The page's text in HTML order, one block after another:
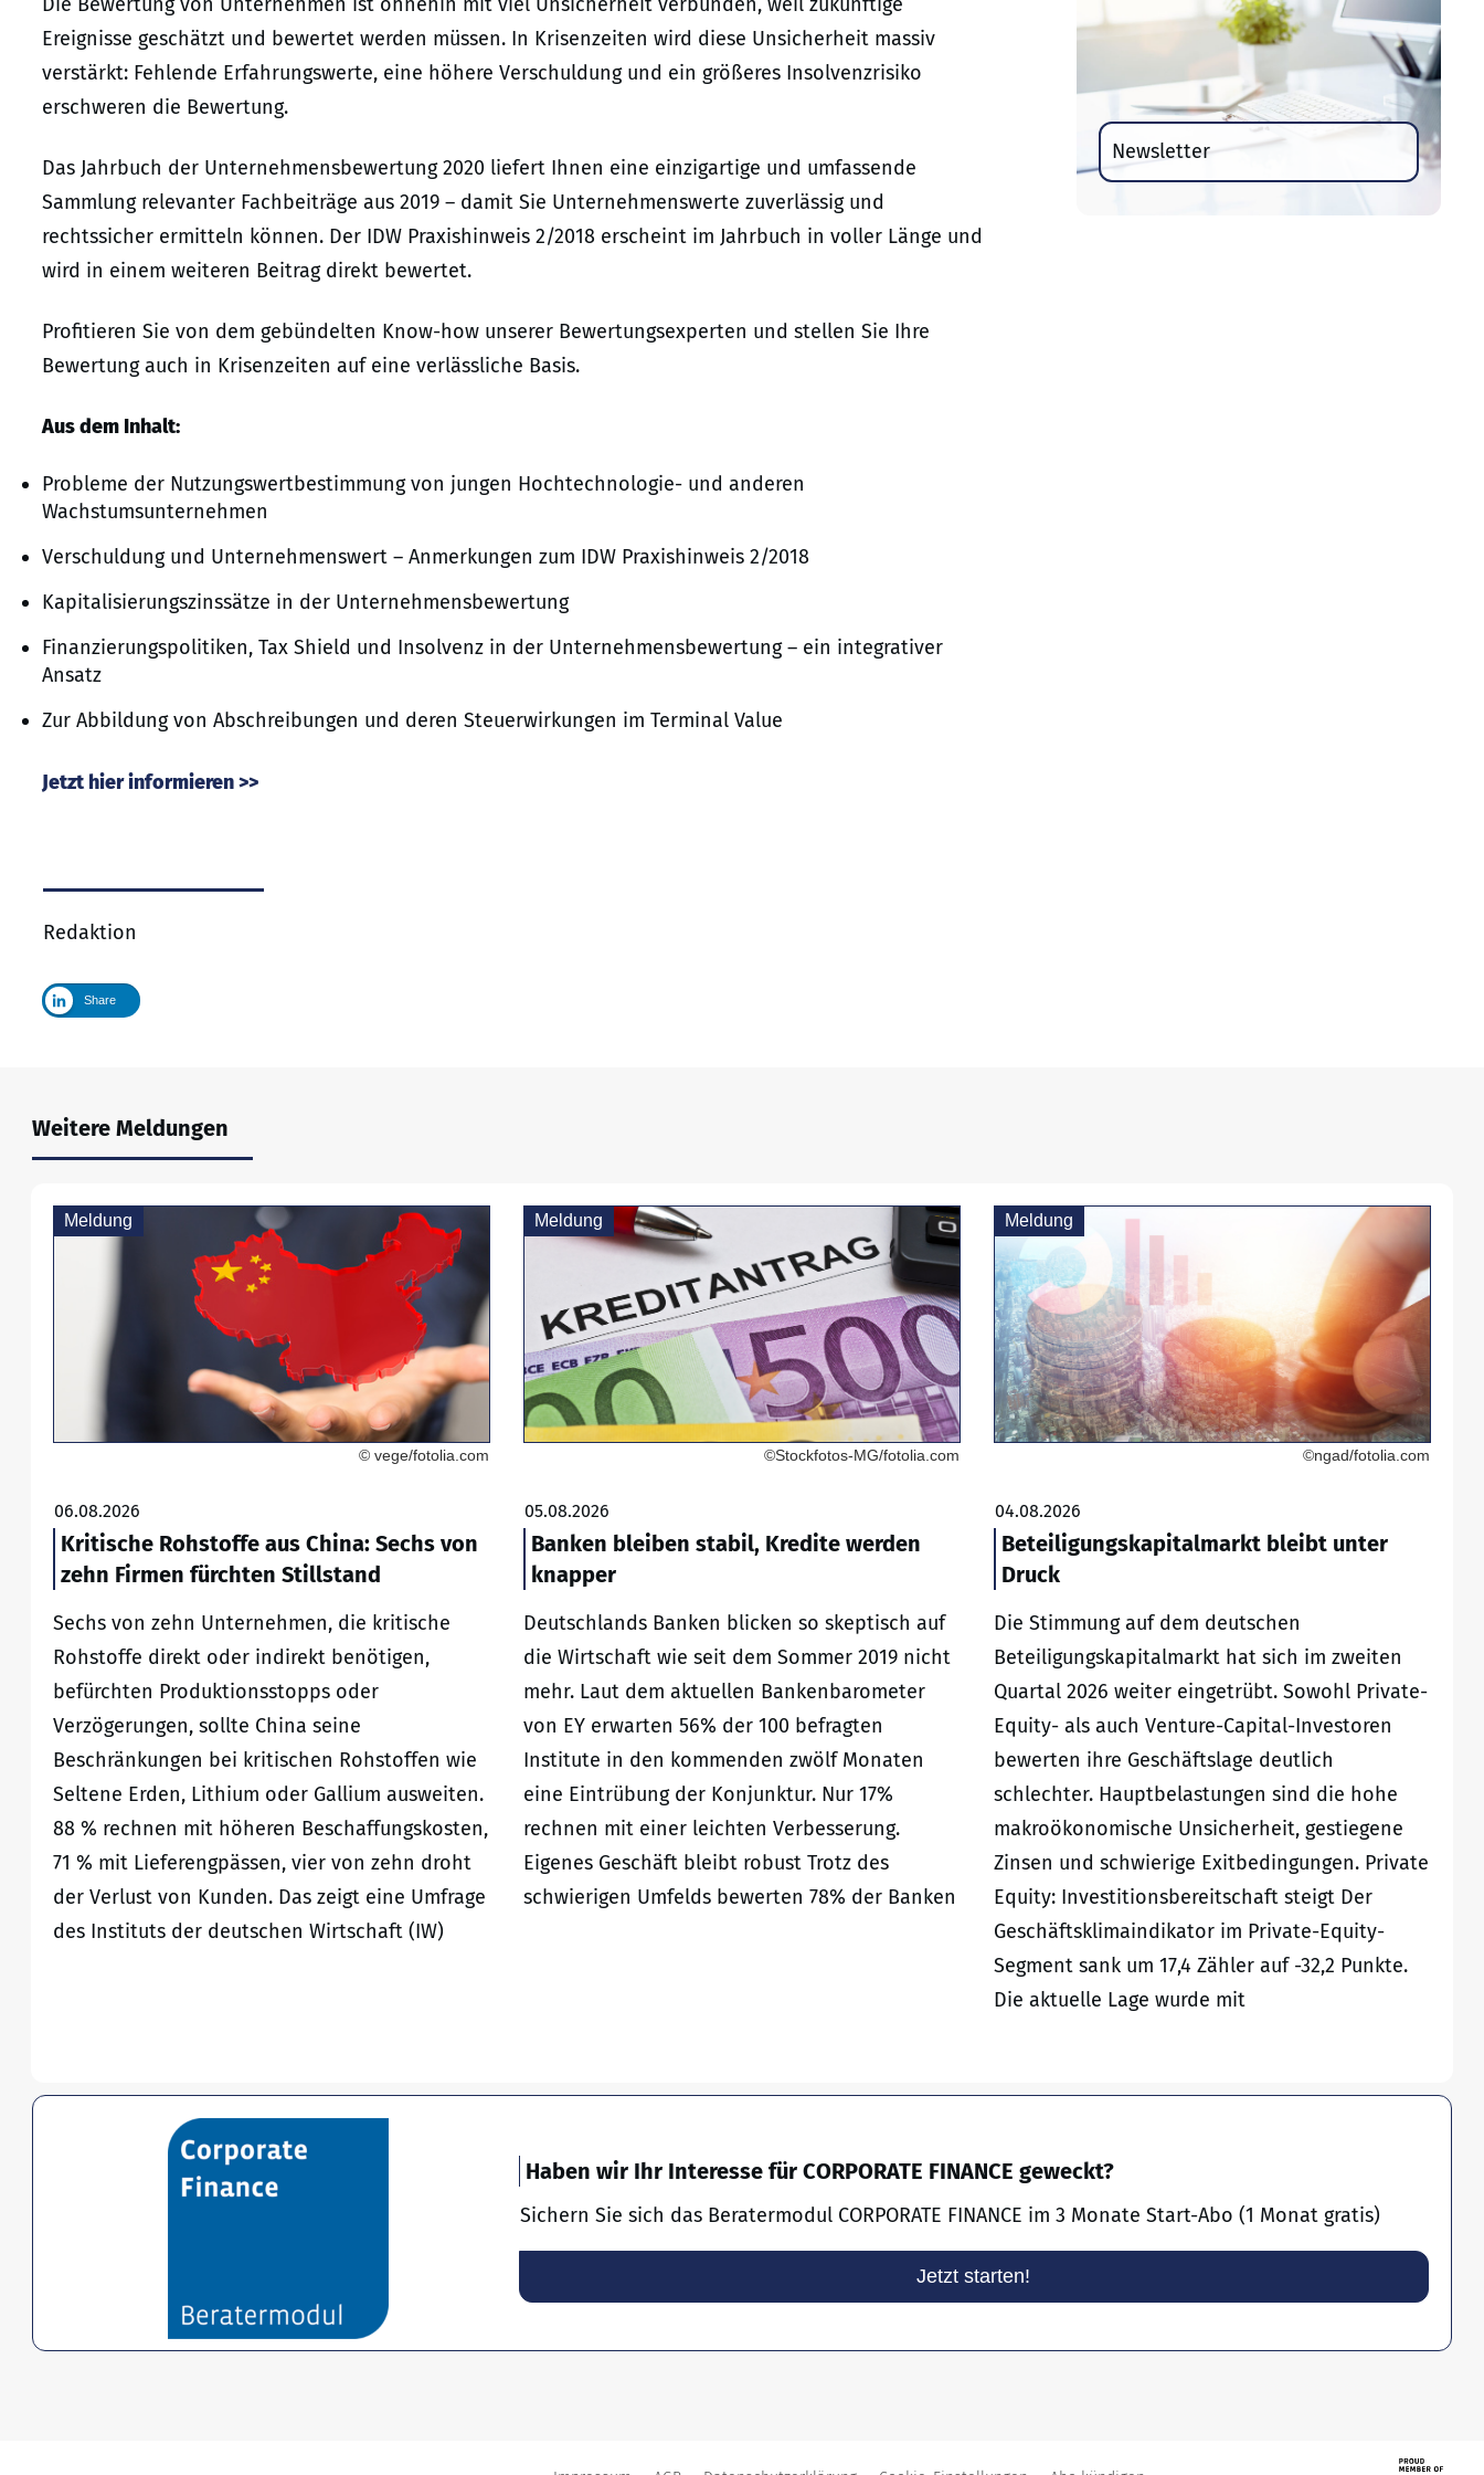
Ereignisse geschätzt und bewertet werden müssen. In Krisenzeiten wird diese Unsicherheit massiv
verstärkt: Fehlende Erfahrungswerte, eine höhere Verschuldung und ein größeres Insolvenzrisiko
erschweren die Bewertung.
Das Jahrbuch der Unternehmensbewertung 2020 liefert Ihnen eine einzigartige und umfassende
Sammlung relevanter Fachbeiträge aus 2019 – damit Sie Unternehmenswerte zuverlässig und
rechtssicher ermitteln können. Der IDW Praxishinweis 2/2018 erscheint im Jahrbuch in voller Länge und
wird in einem weiteren Beitrag direkt bewertet.
Profitieren Sie von dem gebündelten Know-how unserer Bewertungsexperten und stellen Sie Ihre
Bewertung auch in Krisenzeiten auf eine verlässliche Basis.
Aus dem Inhalt:
Probleme der Nutzungswertbestimmung von jungen Hochtechnologie- und anderen
Wachstumsunternehmen
Verschuldung und Unternehmenswert – Anmerkungen zum IDW Praxishinweis 2/2018
Kapitalisierungszinssätze in der Unternehmensbewertung
Finanzierungspolitiken, Tax Shield und Insolvenz in der Unternehmensbewertung – ein integrativer
Ansatz
Zur Abbildung von Abschreibungen und deren Steuerwirkungen im Terminal Value
Jetzt hier informieren >>
Redaktion
Share
Newsletter
Weitere Meldungen
Meldung
© vege/fotolia.com
06.08.2026
Kritische Rohstoffe aus China: Sechs von
zehn Firmen fürchten Stillstand
Sechs von zehn Unternehmen, die kritische
Rohstoffe direkt oder indirekt benötigen,
befürchten Produktionsstopps oder
Verzögerungen, sollte China seine
Beschränkungen bei kritischen Rohstoffen wie
Seltene Erden, Lithium oder Gallium ausweiten.
88 % rechnen mit höheren Beschaffungskosten,
71 % mit Lieferengpässen, vier von zehn droht
der Verlust von Kunden. Das zeigt eine Umfrage
des Instituts der deutschen Wirtschaft (IW)
Meldung
©Stockfotos-MG/fotolia.com
05.08.2026
Banken bleiben stabil, Kredite werden
knapper
Deutschlands Banken blicken so skeptisch auf
die Wirtschaft wie seit dem Sommer 2019 nicht
mehr. Laut dem aktuellen Bankenbarometer
von EY erwarten 56% der 100 befragten
Institute in den kommenden zwölf Monaten
eine Eintrübung der Konjunktur. Nur 17%
rechnen mit einer leichten Verbesserung.
Eigenes Geschäft bleibt robust Trotz des
schwierigen Umfelds bewerten 78% der Banken
Meldung
©ngad/fotolia.com
04.08.2026
Beteiligungskapitalmarkt bleibt unter
Druck
Die Stimmung auf dem deutschen
Beteiligungskapitalmarkt hat sich im zweiten
Quartal 2026 weiter eingetrübt. Sowohl Private-
Equity- als auch Venture-Capital-Investoren
bewerten ihre Geschäftslage deutlich
schlechter. Hauptbelastungen sind die hohe
makroökonomische Unsicherheit, gestiegene
Zinsen und schwierige Exitbedingungen. Private
Equity: Investitionsbereitschaft steigt Der
Geschäftsklimaindikator im Private-Equity-
Segment sank um 17,4 Zähler auf -32,2 Punkte.
Die aktuelle Lage wurde mit
Haben wir Ihr Interesse für CORPORATE FINANCE geweckt?
Sichern Sie sich das Beratermodul CORPORATE FINANCE im 3 Monate Start-Abo (1 Monat gratis)
Jetzt starten!